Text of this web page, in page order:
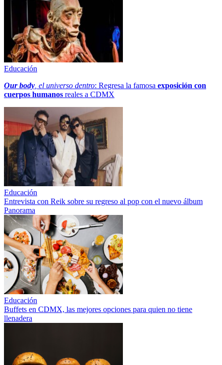
Educación
Our body , el universo dentro: Regresa la famosa exposición con
cuerpos humanos reales a CDMX
Educación
Entrevista con Reik sobre su regreso al pop con el nuevo álbum
Panorama
Educación
Buffets en CDMX, las mejores opciones para quien no tiene
llenadera